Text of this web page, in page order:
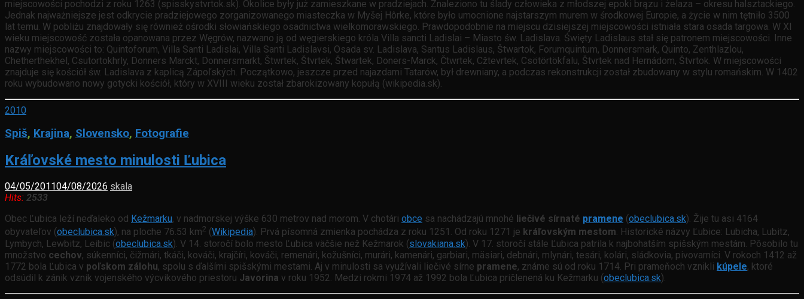
miejscowości pochodzi z roku 1263 (spisskystvrtok.sk). Okolice były już zamieszkane w pradziejach. Znaleziono tu ślady człowieka z młodszej epoki brązu i żelaza – okresu halsztackiego.
Jednak najważniejsze jest odkrycie pradziejowego zorganizowanego miasteczka w Myšej Hôrke, które było umocnione najstarszym murem w środkowej Europie, a życie w nim tętniło 3500
lat temu. W pobliżu znajdowały się również ośrodki słowiańskiego osadnictwa wielkomorawskiego. Prawdopodobnie na miejscu dzisiejszej miejscowości istniała stara osada targowa. W XI
wieku miejscowość została opanowana przez Węgrów, nazwano ją od węgierskiego króla Villa sancti Ladislai – Miasto św. Ladislava. Święty Ladislaus stał się patronem miejscowości. Inne
nazwy miejscowości to: Quintoforum, Villa Santi Ladislai, Villa Santi Ladislavsi, Osada sv. Ladislava, Santus Ladislaus, Štwartok, Forumquintum, Donnersmark, Quinto, Zenthlazlou,
Chetherthekhel, Csutortokhrly, Donners Marckt, Donnersmarkt, Štwrtek, Štvrtek, Štwartek, Doners-Marck, Čtwrtek, Cžtevrtek, Csötörtökfalu, Štvrtek nad Hernádom, Štvrtok. W miejscowości
znajduje się kościół św. Ladislava z kaplicą Zápoľských. Początkowo, jeszcze przed najazdami Tatarów, był drewniany, a podczas rekonstrukcji został zbudowany w stylu romańskim. W 1402
roku wybudowano nowy gotycki kościół, który w XVIII wieku został zbarokizowany kopułą (wikipedia.sk).
2010
Spiš, Krajina, Slovensko, Fotografie
Kráľovské mesto minulosti Ľubica
04/05/201104/08/2026 skala
Hits: 2533
Obec Ľubica leží neďaleko od Kežmarku, v nadmorskej výške 630 metrov nad morom. V chotári obce sa nachádzajú mnohé liečivé sírnaté pramene (obeclubica.sk). Žije tu asi 4164
obyvateľov (obeclubica.sk), na ploche 76.53 km2 (Wikipedia). Prvá písomná zmienka pochádza z roku 1251. Od roku 1271 je kráľovským mestom. Historické názvy Ľubice: Lubicha, Lubitz,
Lymbych, Lewbitz, Leibic (obeclubica.sk). V 14. storočí bolo mesto Ľubica väčšie než Kežmarok (slovakiana.sk). V 17. storočí stále Ľubica patrila k najbohatším spišským mestám. Pôsobilo tu
množstvo cechov, súkenníci, čižmári, tkáči, kováči, krajčíri, kováči, remenári, kožušníci, murári, kamenári, garbiari, mäsiari, debnári, mlynári, tesári, kolári, sládkovia, pivovarníci. V rokoch 1412 až
1772 bola Ľubica v poľskom zálohu, spolu s ďalšími spišskými mestami. Aj v minulosti sa využívali liečivé sírne pramene, známe sú od roku 1714. Pri prameňoch vznikli kúpele, ktoré
odsúdil k zánik vznik vojenského výcvikového priestoru Javorina v roku 1952. Medzi rokmi 1974 až 1992 bola Ľubica pričlenená ku Kežmarku (obeclubica.sk).